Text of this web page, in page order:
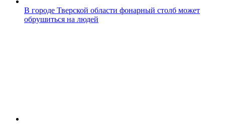
В городе Тверской области фонарный столб может
обрушиться на людей